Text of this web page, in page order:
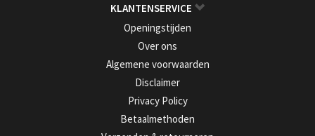
KLANTENSERVICE
Openingstijden
Over ons
Algemene voorwaarden
Disclaimer
Privacy Policy
Betaalmethoden